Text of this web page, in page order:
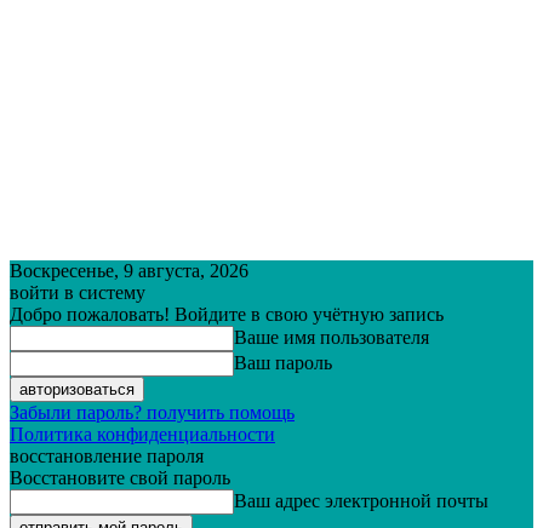
Воскресенье, 9 августа, 2026
войти в систему
Добро пожаловать! Войдите в свою учётную запись
Ваше имя пользователя
Ваш пароль
Забыли пароль? получить помощь
Политика конфиденциальности
восстановление пароля
Восстановите свой пароль
Ваш адрес электронной почты